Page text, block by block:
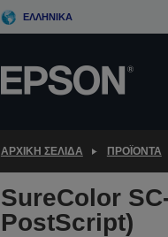
ΕΛΛΗΝΙΚΆ
ΑΡΧΙΚΗ ΣΕΛΙΔΑ ΠΡΟΪΌΝΤΑ
SureColor
PostScript)